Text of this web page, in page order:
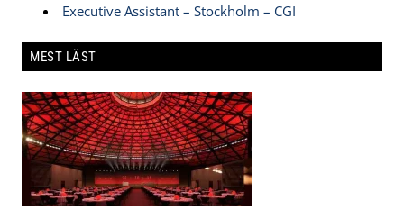
Executive Assistant – Stockholm – CGI
MEST LÄST